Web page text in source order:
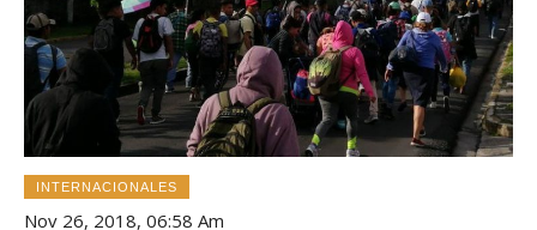
INTERNACIONALES
Nov 26, 2018, 06:58 Am